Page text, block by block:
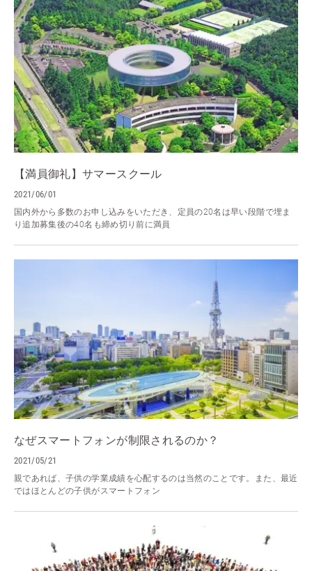
【満員御礼】サマースクール
2021/06/01
国内外から多数のお申し込みをいただき、定員の20名は早い段階で埋ま
り追加募集後の40名も締め切り前に満員
なぜスマートフォンが制限されるのか？
2021/05/21
親であれば、子供の学業成績を心配するのは当然のことです。また、最近
ではほとんどの子供がスマートフォン